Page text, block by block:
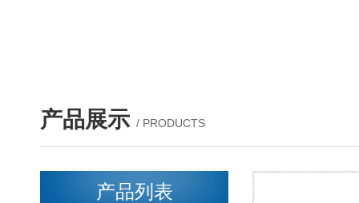
产品展示 / PRODUCTS
产品列表